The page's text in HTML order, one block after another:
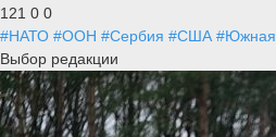
121 0 0
#НАТО #ООН #Сербия #США #Южная
Выбор редакции